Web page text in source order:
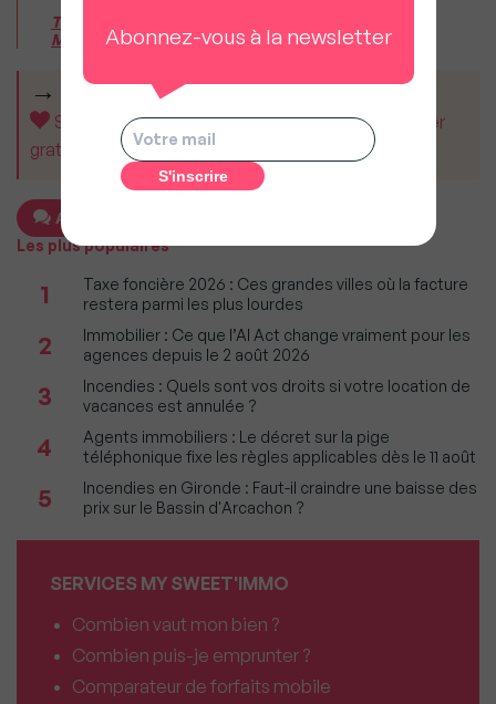
Thomas Lefebvre, directeur scientifique de
Meilleurs Agents
CET ARTICLE VOUS A AIDÉ ?
Soutenez MySweetImmo et aidez-nous à rester
gratuit pour tous.
Ajouter un commentaire
Les plus populaires
1
Taxe foncière 2026 : Ces grandes villes où la facture
restera parmi les plus lourdes
2
Immobilier : Ce que l’AI Act change vraiment pour les
agences depuis le 2 août 2026
3
Incendies : Quels sont vos droits si votre location de
vacances est annulée ?
4
Agents immobiliers : Le décret sur la pige
téléphonique fixe les règles applicables dès le 11 août
5
Incendies en Gironde : Faut-il craindre une baisse des
prix sur le Bassin d'Arcachon ?
SERVICES MY SWEET'IMMO
Combien vaut mon bien ?
Combien puis-je emprunter ?
Comparateur de forfaits mobile
Abonnez-vous à la newsletter